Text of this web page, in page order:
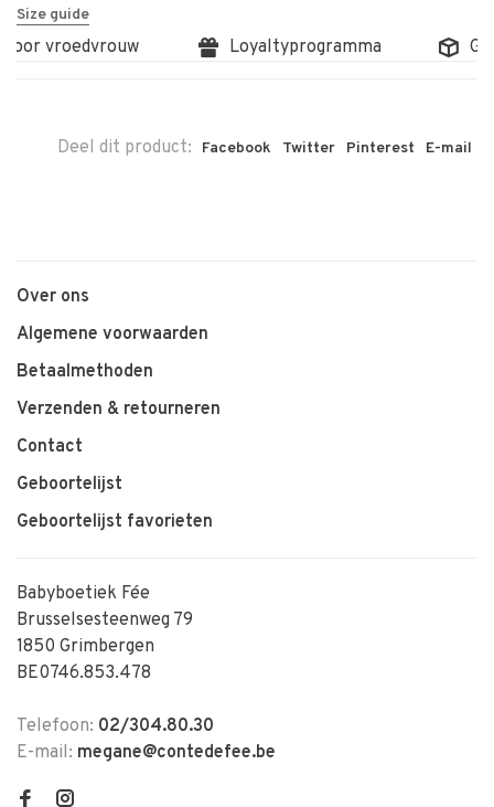
Size guide
vroedvrouw Loyaltyprogramma
Deel dit product: Facebook Twitter Pinterest E-mail
Over ons
Algemene voorwaarden
Betaalmethoden
Verzenden & retourneren
Contact
Geboortelijst
Geboortelijst favorieten
Babyboetiek Fée
Brusselsesteenweg 79
1850 Grimbergen
BE0746.853.478
Telefoon: 02/304.80.30
E-mail: megane@contedefee.be